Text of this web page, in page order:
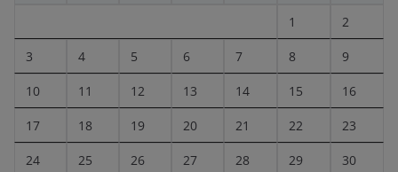
1 2
3 4 5 6 7 8 9
10 11 12 13 14 15 16
17 18 19 20 21 22 23
24 25 26 27 28 29 30